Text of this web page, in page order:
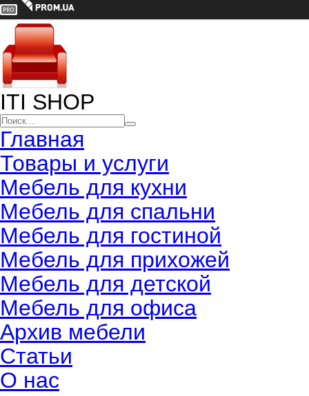
ITI SHOP
Главная
Товары и услуги
Мебель для кухни
Мебель для спальни
Мебель для гостиной
Мебель для прихожей
Мебель для детской
Мебель для офиса
Архив мебели
Статьи
О нас